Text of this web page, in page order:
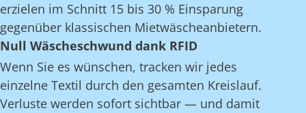
erzielen im Schnitt 15 bis 30 % Einsparung
gegenüber klassischen Mietwäscheanbietern.
Null Wäscheschwund dank RFID
Wenn Sie es wünschen, tracken wir jedes
einzelne Textil durch den gesamten Kreislauf.
Verluste werden sofort sichtbar — und damit